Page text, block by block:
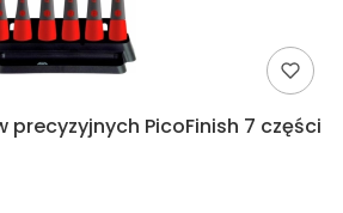
precyzyjnych PicoFinish 7 części